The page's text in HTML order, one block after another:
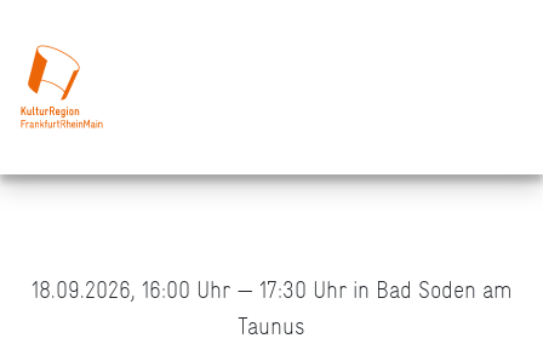
18.09.2026, 16:00 Uhr — 17:30 Uhr in Bad Soden am
Taunus